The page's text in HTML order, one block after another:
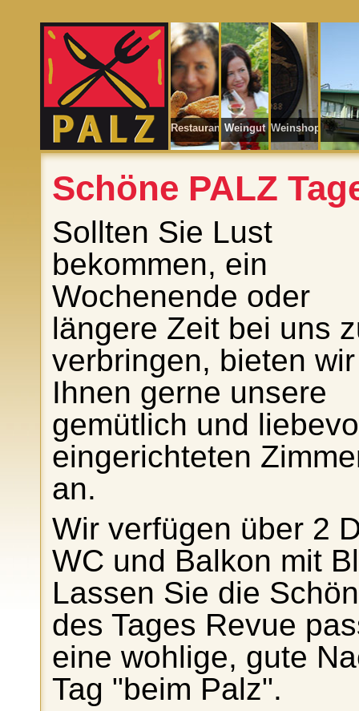
Restaurant Weingut Weinshop
Schöne PALZ
Sollten Sie Lust
bekommen, ein
Wochenende oder
längere Zeit bei uns
verbringen, bieten wir
Ihnen gerne unsere
gemütlich und
eingerichteten
an.
Wir verfügen über 2
WC und Balkon mit
Lassen Sie die
des Tages Revue
eine wohlige, gute
Tag "beim Palz".